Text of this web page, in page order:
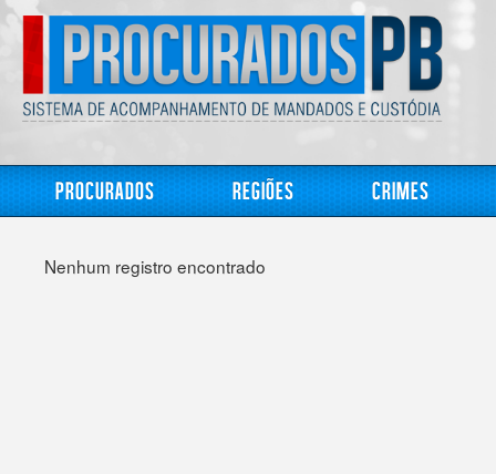
Procurados Regiões Crimes
Nenhum registro encontrado